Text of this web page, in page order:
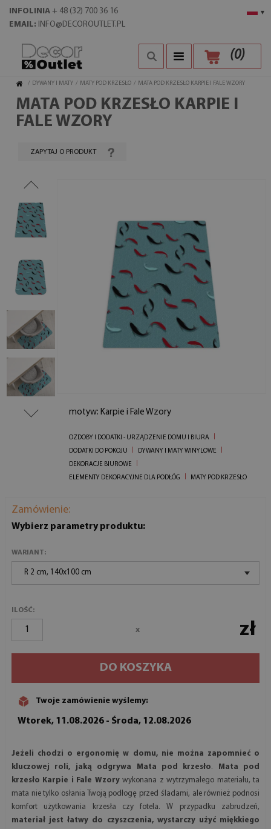
▾
INFOLINIA + 48 (32) 700 36 16
EMAIL: INFO@DECOROUTLET.PL
(0)
/ DYWANY I MATY / MATY POD KRZESŁO / MATA POD KRZESŁO KARPIE I FALE WZORY
MATA POD KRZESŁO KARPIE I
FALE WZORY
ZAPYTAJ O PRODUKT
motyw: Karpie i Fale Wzory
OZDOBY I DODATKI - URZĄDZENIE DOMU I BIURA
DODATKI DO POKOJU
DYWANY I MATY WINYLOWE
DEKORACJE BIUROWE
ELEMENTY DEKORACYJNE DLA PODŁÓG
MATY POD KRZESŁO
Zamówienie:
Wybierz parametry produktu:
WARIANT:
R 2 cm, 140x100 cm
ILOŚĆ:
x zł
DO KOSZYKA
Twoje zamówienie wyślemy:
Wtorek, 11.08.2026 - Środa, 12.08.2026
Jeżeli chodzi o ergonomię w domu, nie można zapomnieć o
kluczowej roli, jaką odgrywa Mata pod krzesło.
Mata pod
krzesło Karpie i Fale Wzorywykonana z wytrzymałego materiału, ta
mata nie tylko osłania Twoją podłogę przed śladami, ale również podnosi
komfort użytkowania krzesła czy fotela. W przypadku zabrudzeń,
materiał jest łatwy do czyszczenia, wystarczy użyć miękkiego